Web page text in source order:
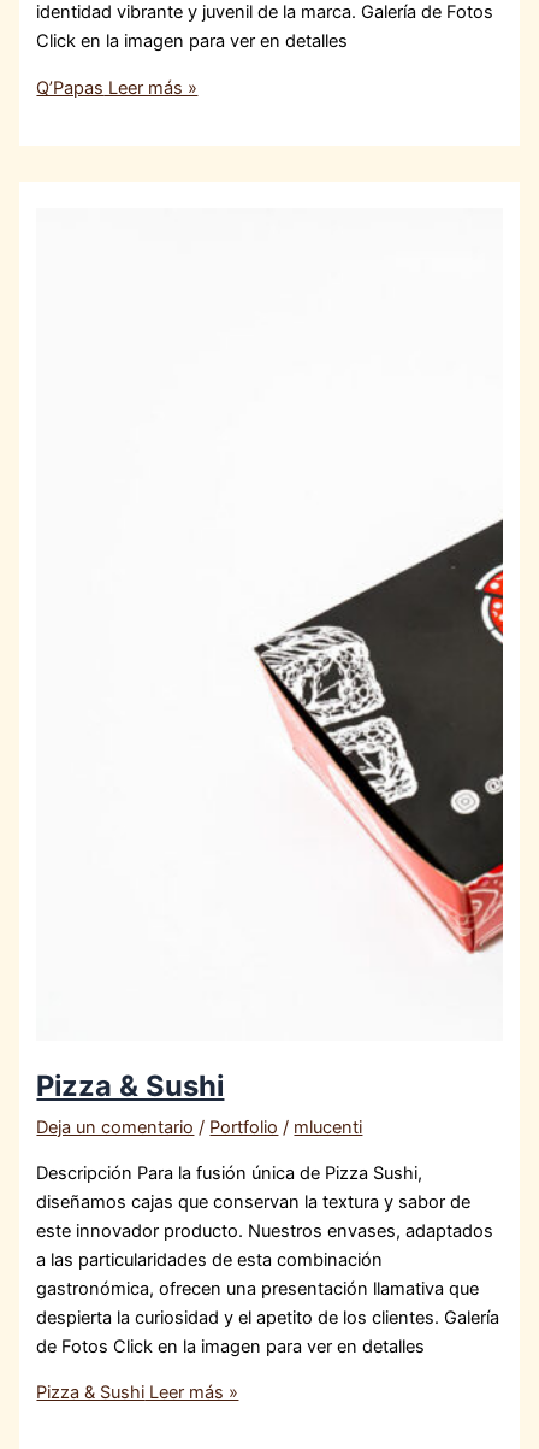
identidad vibrante y juvenil de la marca. Galería de Fotos
Click en la imagen para ver en detalles
Q’Papas Leer más »
Pizza & Sushi
Deja un comentario / Portfolio / mlucenti
Descripción Para la fusión única de Pizza Sushi,
diseñamos cajas que conservan la textura y sabor de
este innovador producto. Nuestros envases, adaptados
a las particularidades de esta combinación
gastronómica, ofrecen una presentación llamativa que
despierta la curiosidad y el apetito de los clientes. Galería
de Fotos Click en la imagen para ver en detalles
Pizza & Sushi Leer más »